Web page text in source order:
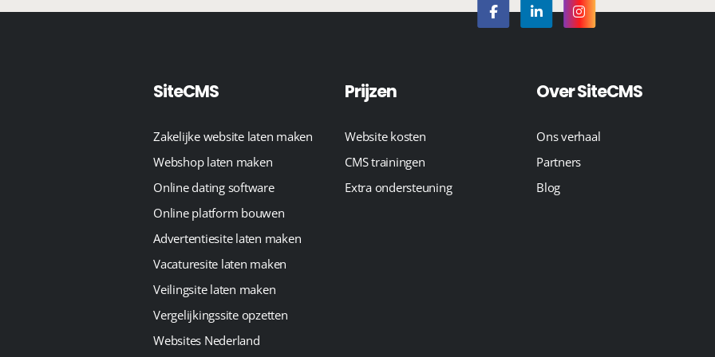
SiteCMS
Zakelijke website laten maken
Webshop laten maken
Online dating software
Online platform bouwen
Advertentiesite laten maken
Vacaturesite laten maken
Veilingsite laten maken
Vergelijkingssite opzetten
Websites Nederland
Prijzen
Website kosten
CMS trainingen
Extra ondersteuning
Over SiteCMS
Ons verhaal
Partners
Blog